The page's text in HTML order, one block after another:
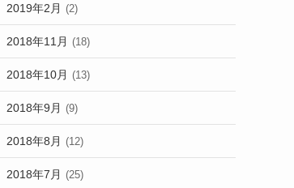
2019年2月 (2)
2018年11月 (18)
2018年10月 (13)
2018年9月 (9)
2018年8月 (12)
2018年7月 (25)